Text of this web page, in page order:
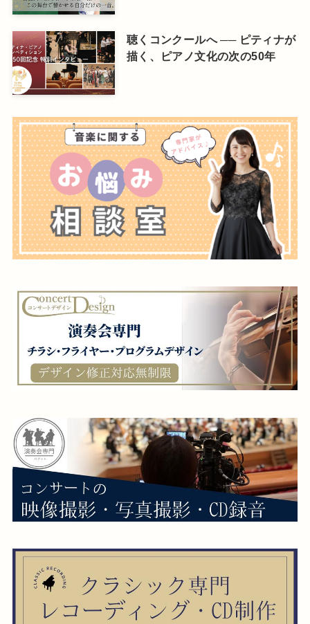
聴くコンクールへ ── ピティナが
描く、ピアノ文化の次の50年